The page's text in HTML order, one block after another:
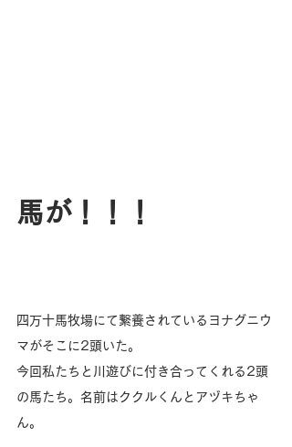
馬が！！！
四万十馬牧場にて繋養されているヨナグニウ
マがそこに2頭いた。
今回私たちと川遊びに付き合ってくれる2頭
の馬たち。名前はククルくんとアヅキちゃ
ん。